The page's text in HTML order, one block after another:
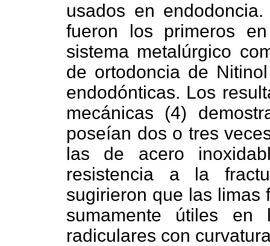
usados en
fueron los primeros
sistema metalúrgico
de ortodoncia de
endodónticas. Los
mecánicas (4)
poseían dos o tres
las de acero
resistencia a la
sugirieron que las limas
sumamente útiles en
radiculares con